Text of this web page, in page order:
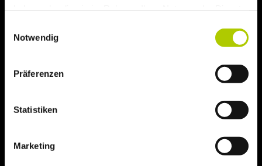
Notwendig
Präferenzen
Statistiken
Marketing
Datenschutz­
bestimmung
Anti-Roboter-Verifizierung